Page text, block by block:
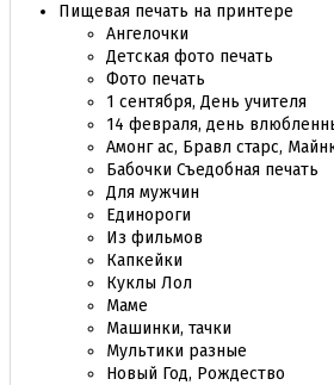
Пищевая печать на принтере
Ангелочки
Детская фото печать
Фото печать
1 сентября, День учителя
14 февраля, день
Амонг ас, Бравл старс,
Бабочки Съедобная печать
Для мужчин
Единороги
Из фильмов
Капкейки
Куклы Лол
Маме
Машинки, тачки
Мультики разные
Новый Год, Рождество